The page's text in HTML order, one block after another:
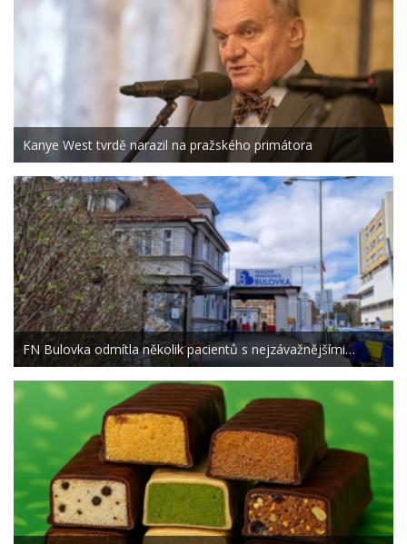
Kanye West tvrdě narazil na pražského primátora
FN Bulovka odmítla několik pacientů s nejzávažnějšími…